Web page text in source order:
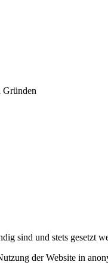
Gründen
sind und stets gesetzt
der Website in